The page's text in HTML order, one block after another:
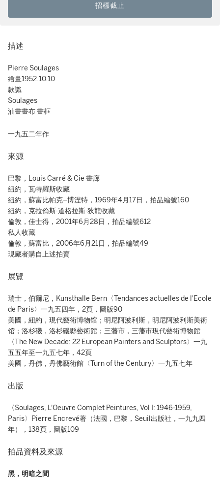
招標截止
描述
Pierre Soulages
繪畫1952.10.10
款識
Soulages
油畫畫布 畫框
一九五二年作
來源
巴黎，Louis Carré & Cie 畫廊
紐約，瓦特羅斯收藏
紐約，蘇富比帕克–博涅特，1969年4月17日，拍品編號160
紐約，克拉倫斯·道格拉斯·狄龍收藏
倫敦，佳士得，2001年6月28日，拍品編號612
私人收藏
倫敦，蘇富比，2006年6月21日，拍品編號49
現藏者購自上述拍賣
展覽
瑞士，伯爾尼，Kunsthalle Bern〈Tendances actuelles de l'Ecole
de Paris〉一九五四年，2頁，圖版90
美國，紐約，現代藝術博物馆；明尼阿波利斯，明尼阿波利斯美術
馆；洛杉磯，洛杉磯縣藝術館；三藩市，三藩市現代藝術博物館
〈The New Decade: 22 European Painters and Sculptors〉一九
五五年至一九五七年，42頁
美國，丹佛，丹佛藝術館〈Turn of the Century〉一九五七年
出版
〈Soulages, L'Oeuvre Complet Peintures, Vol I: 1946-1959,
Paris〉Pierre Encrevé著（法國，巴黎，Seuil出版社，一九九四
年），138頁，圖版109
拍品資料及來源
黑，明暗之間